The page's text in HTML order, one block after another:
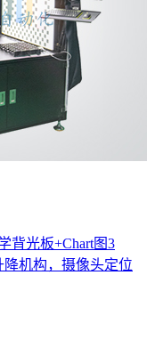
背光板+Chart图3
机构，摄像头定位